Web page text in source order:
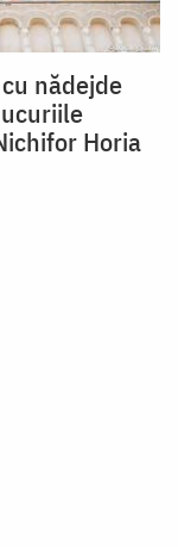
nădejde
Horia